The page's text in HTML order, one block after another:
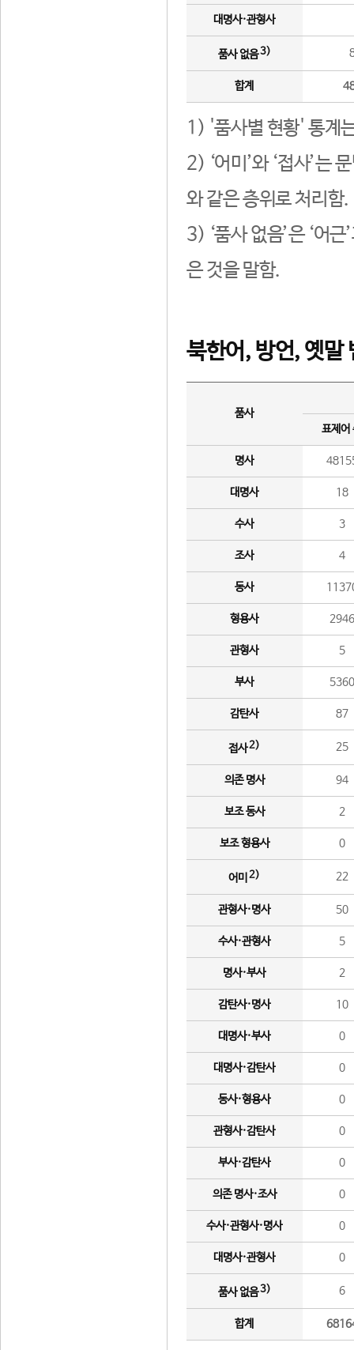
대명사·관형사
품사 없음3)
합계
1) '품사별 현황' 통계
2) ‘어미’와 ‘접사’는
와 같은 층위로 처리함.
3) ‘품사 없음’은 ‘어
은 것을 말함.
북한어, 방언, 옛말
품사
표제어
명사
대명사 18
수사 3
조사 4
동사
형용사 2946
관형사 5
부사 5360
감탄사 87
접사2) 25
의존 명사 94
보조 동사 2
보조 형용사 0
어미 2) 22
관형사·명사 50
수사·관형사 5
명사·부사 2
감탄사·명사 10
대명사·부사 0
대명사·감탄사 0
동사·형용사 0
관형사·감탄사 0
부사·감탄사 0
의존 명사·조사 0
수사·관형사·명사 0
대명사·관형사 0
품사 없음3) 6
합계